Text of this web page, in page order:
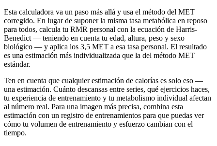
Esta calculadora va un paso más allá y usa el método del MET
corregido. En lugar de suponer la misma tasa metabólica en reposo
para todos, calcula tu RMR personal con la ecuación de Harris-
Benedict — teniendo en cuenta tu edad, altura, peso y sexo
biológico — y aplica los 3,5 MET a esa tasa personal. El resultado
es una estimación más individualizada que la del método MET
estándar.
Ten en cuenta que cualquier estimación de calorías es solo eso —
una estimación. Cuánto descansas entre series, qué ejercicios haces,
tu experiencia de entrenamiento y tu metabolismo individual afectan
al número real. Para una imagen más precisa, combina esta
estimación con un registro de entrenamientos para que puedas ver
cómo tu volumen de entrenamiento y esfuerzo cambian con el
tiempo.